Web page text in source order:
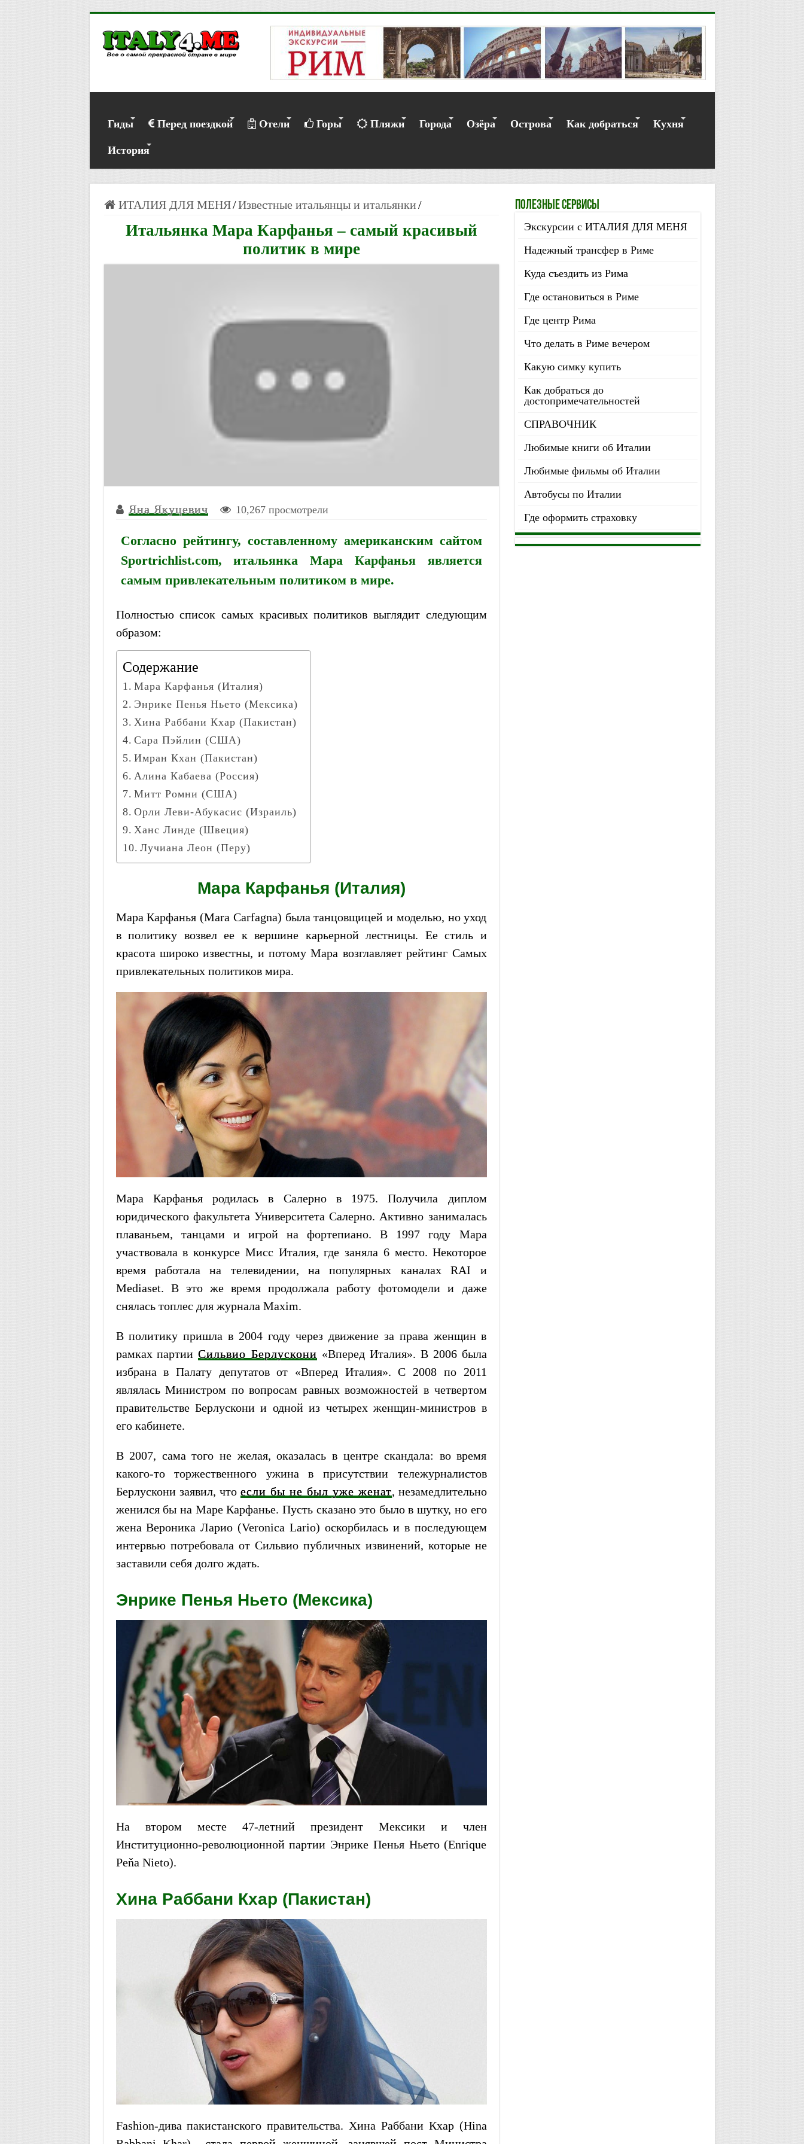
Гиды Перед поездкой Отели Горы Пляжи Города Озёра Острова Как добраться Кухня
История
ИТАЛИЯ ДЛЯ МЕНЯ/Известные итальянцы и итальянки/
Итальянка Мара Карфанья – самый красивый
политик в мире
Яна Якуцевич 10,267 просмотрели
Согласно рейтингу, составленному американским сайтом
Sportrichlist.com, итальянка Мара Карфанья является
самым привлекательным политиком в мире.
Полностью список самых красивых политиков выглядит следующим
образом:
Содержание
Мара Карфанья (Италия)
Энрике Пенья Ньето (Мексика)
Хина Раббани Кхар (Пакистан)
Сара Пэйлин (США)
Имран Кхан (Пакистан)
Алина Кабаева (Россия)
Митт Ромни (США)
Орли Леви-Абукасис (Израиль)
Ханс Линде (Швеция)
Лучиана Леон (Перу)
Мара Карфанья (Италия)
Мара Карфанья (Mara Carfagna) была танцовщицей и моделью, но уход
в политику возвел ее к вершине карьерной лестницы. Ее стиль и
красота широко известны, и потому Мара возглавляет рейтинг Самых
привлекательных политиков мира.
Мара Карфанья родилась в Салерно в 1975. Получила диплом
юридического факультета Университета Салерно. Активно занималась
плаваньем, танцами и игрой на фортепиано. В 1997 году Мара
участвовала в конкурсе Мисс Италия, где заняла 6 место. Некоторое
время работала на телевидении, на популярных каналах RAI и
Mediaset. В это же время продолжала работу фотомодели и даже
снялась топлес для журнала Maxim.
В политику пришла в 2004 году через движение за права женщин в
рамках партииСильвио Берлускони «Вперед Италия». В 2006 была
избрана в Палату депутатов от «Вперед Италия». С 2008 по 2011
являлась Министром по вопросам равных возможностей в четвертом
правительстве Берлускони и одной из четырех женщин-министров в
его кабинете.
В 2007, сама того не желая, оказалась в центре скандала: во время
какого-то торжественного ужина в присутствии тележурналистов
Берлускони заявил, что если бы не был уже женат, незамедлительно
женился бы на Маре Карфанье. Пусть сказано это было в шутку, но его
жена Вероника Ларио (Veronica Lario) оскорбилась и в последующем
интервью потребовала от Сильвио публичных извинений, которые не
заставили себя долго ждать.
Энрике Пенья Ньето (Мексика)
На втором месте 47-летний президент Мексики и член
Институционно-революционной партии Энрике Пенья Ньето (Enrique
Peňa Nieto).
Хина Раббани Кхар (Пакистан)
Fashion-дива пакистанского правительства. Хина Раббани Кхар (Hina
Полезные сервисы
Экскурсии с ИТАЛИЯ ДЛЯ МЕНЯ
Надежный трансфер в Риме
Куда съездить из Рима
Где остановиться в Риме
Где центр Рима
Что делать в Риме вечером
Какую симку купить
Как добраться до
достопримечательностей
СПРАВОЧНИК
Любимые книги об Италии
Любимые фильмы об Италии
Автобусы по Италии
Где оформить страховку